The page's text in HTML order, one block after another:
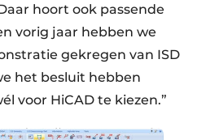
hoort ook passende
vorig jaar hebben we
gekregen van ISD
het besluit hebben
voor HiCAD te kiezen.”